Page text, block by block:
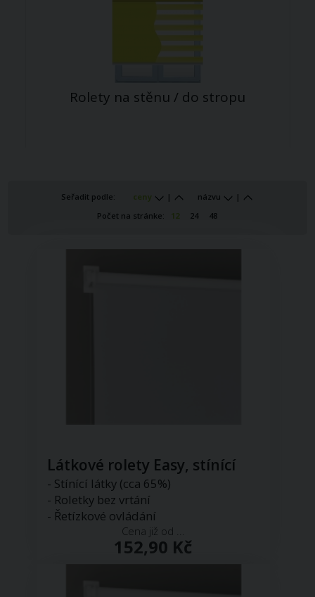
Rolety na stěnu / do stropu
Seřadit podle: ceny | názvu
|
Počet na stránke: 12 24 48
Látkové rolety Easy, stínící
- Stínící látky (cca 65%)
- Roletky bez vrtání
- Řetízkové ovládání
Cena již od ...
152,90 Kč